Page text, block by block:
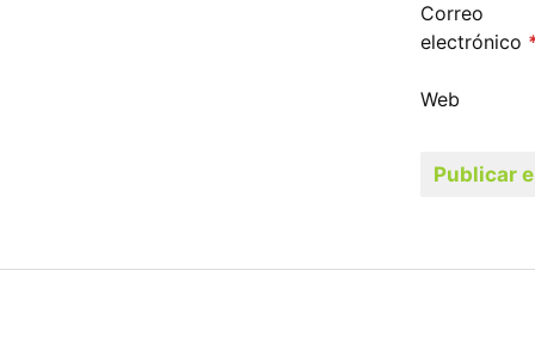
Correo
electrónico
Web